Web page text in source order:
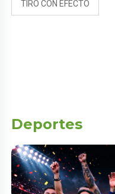
TIRO CON EFECTO
Deportes